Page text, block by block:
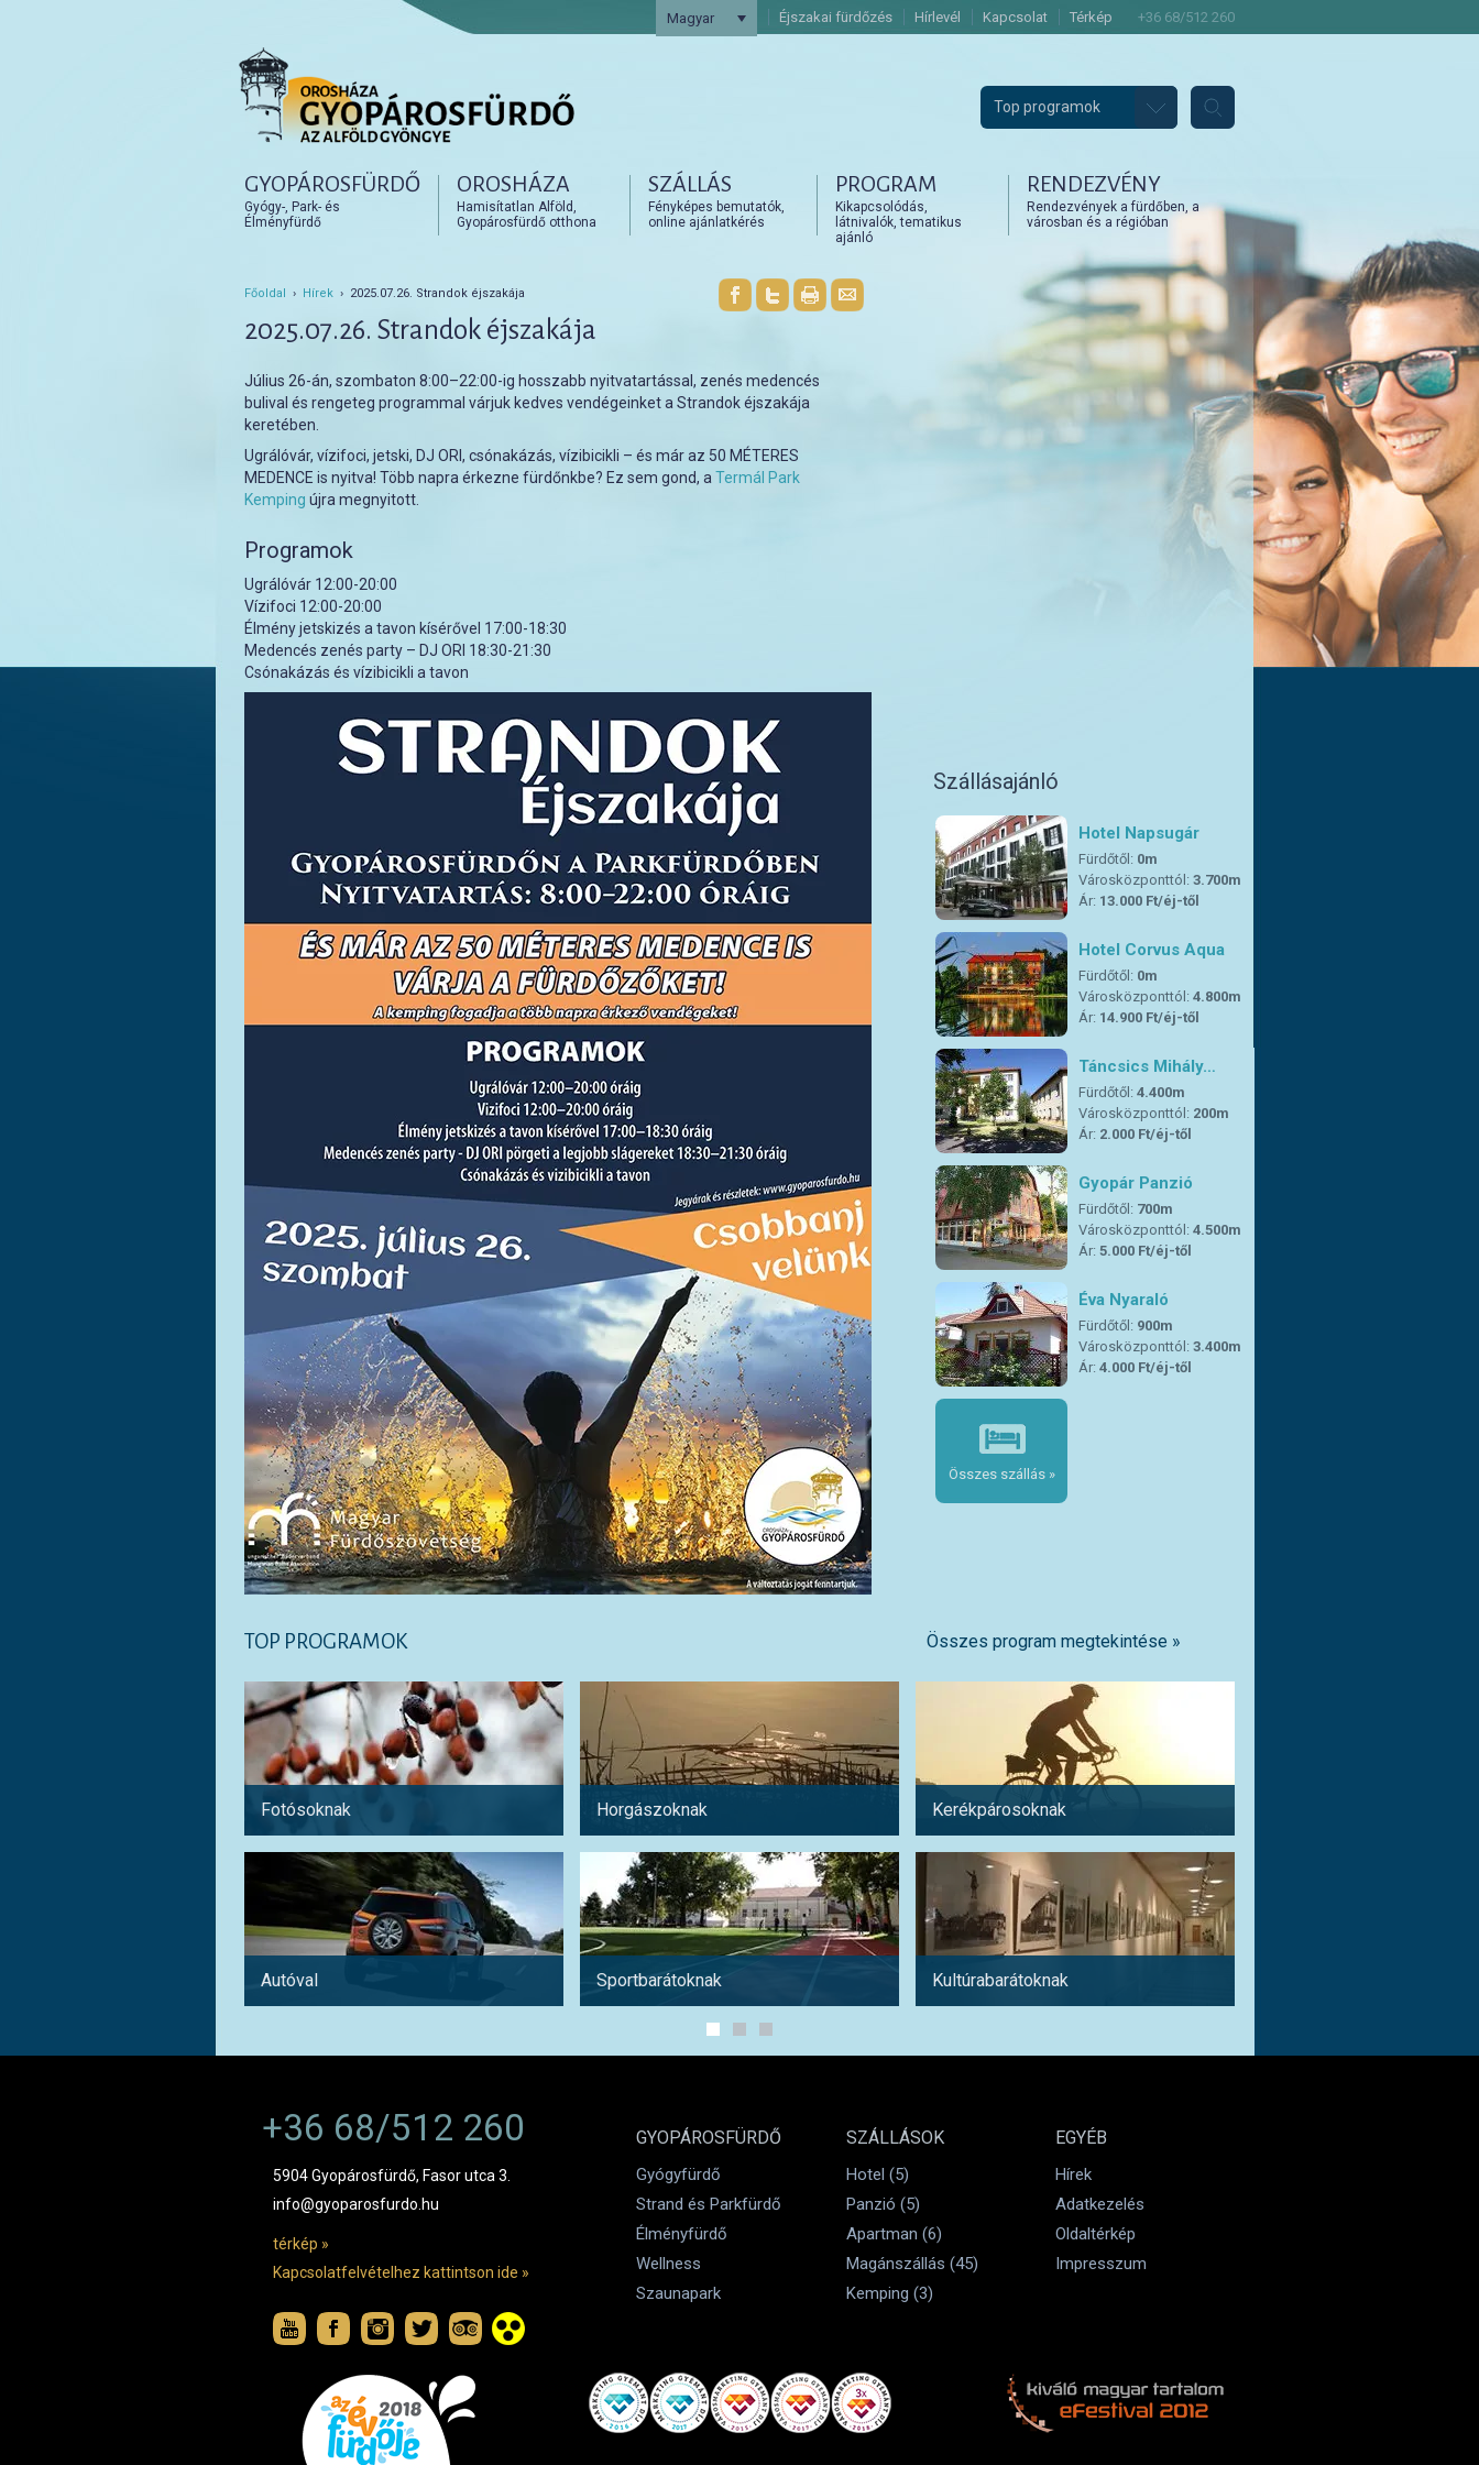
Magyar Éjszakai fürdőzés Hírlevél Kapcsolat Térkép +36 68/512 260
Top programok
Tovább az elsődleges tartalomra
Tovább a másodlagos tartalomra
GYOPÁROSFÜRDŐ
Gyógy-, Park- és
Élményfürdő
OROSHÁZA
Hamisítatlan Alföld,
Gyopárosfürdő otthona
SZÁLLÁS
Fényképes bemutatók,
online ajánlatkérés
PROGRAM
Kikapcsolódás,
látnivalók, tematikus
ajánló
RENDEZVÉNY
Rendezvények a fürdőben, a
városban és a régióban
Főoldal › Hírek › 2025.07.26. Strandok éjszakája
2025.07.26. Strandok éjszakája
Július 26-án, szombaton 8:00–22:00-ig hosszabb nyitvatartással, zenés medencés
bulival és rengeteg programmal várjuk kedves vendégeinket a Strandok éjszakája
keretében.
Ugrálóvár, vízifoci, jetski, DJ ORI, csónakázás, vízibicikli – és már az 50 MÉTERES
MEDENCE is nyitva! Több napra érkezne fürdőnkbe? Ez sem gond, a Termál Park
Kemping újra megnyitott.
Programok
Ugrálóvár 12:00-20:00
Vízifoci 12:00-20:00
Élmény jetskizés a tavon kísérővel 17:00-18:30
Medencés zenés party – DJ ORI 18:30-21:30
Csónakázás és vízibicikli a tavon
TOP PROGRAMOK Összes program megtekintése »
Fotósoknak Horgászoknak Kerékpárosoknak
Autóval Sportbarátoknak Kultúrabarátoknak
Szállásajánló
Hotel Napsugár
Fürdőtől: 0m
Városközponttól: 3.700m
Ár: 13.000 Ft/éj-től
Hotel Corvus Aqua
Fürdőtől: 0m
Városközponttól: 4.800m
Ár: 14.900 Ft/éj-től
Táncsics Mihály…
Fürdőtől: 4.400m
Városközponttól: 200m
Ár: 2.000 Ft/éj-től
Gyopár Panzió
Fürdőtől: 700m
Városközponttól: 4.500m
Ár: 5.000 Ft/éj-től
Éva Nyaraló
Fürdőtől: 900m
Városközponttól: 3.400m
Ár: 4.000 Ft/éj-től
Összes szállás »
+36 68/512 260
5904 Gyopárosfürdő, Fasor utca 3.
info@gyoparosfurdo.hu
térkép »
Kapcsolatfelvételhez kattintson ide »
GYOPÁROSFÜRDŐ
Gyógyfürdő
Strand és Parkfürdő
Élményfürdő
Wellness
Szaunapark
SZÁLLÁSOK
Hotel (5)
Panzió (5)
Apartman (6)
Magánszállás (45)
Kemping (3)
EGYÉB
Hírek
Adatkezelés
Oldaltérkép
Impresszum